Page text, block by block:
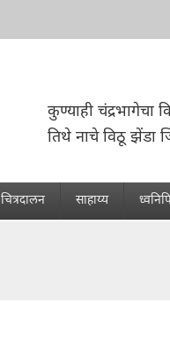
कुण्याही चंद्रभागेचा
तिथे नाचे विठू झेंडा
चित्रदालन साहाय्य